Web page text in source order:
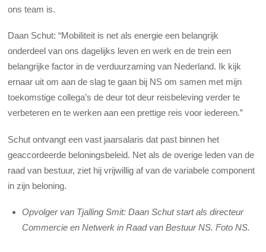
ons team is.
Daan Schut: “Mobiliteit is net als energie een belangrijk
onderdeel van ons dagelijks leven en werk en de trein een
belangrijke factor in de verduurzaming van Nederland. Ik kijk
ernaar uit om aan de slag te gaan bij NS om samen met mijn
toekomstige collega’s de deur tot deur reisbeleving verder te
verbeteren en te werken aan een prettige reis voor iedereen.”
Schut ontvangt een vast jaarsalaris dat past binnen het
geaccordeerde beloningsbeleid. Net als de overige leden van de
raad van bestuur, ziet hij vrijwillig af van de variabele component
in zijn beloning.
Opvolger van Tjalling Smit: Daan Schut start als directeur
Commercie en Netwerk in Raad van Bestuur NS. Foto NS.